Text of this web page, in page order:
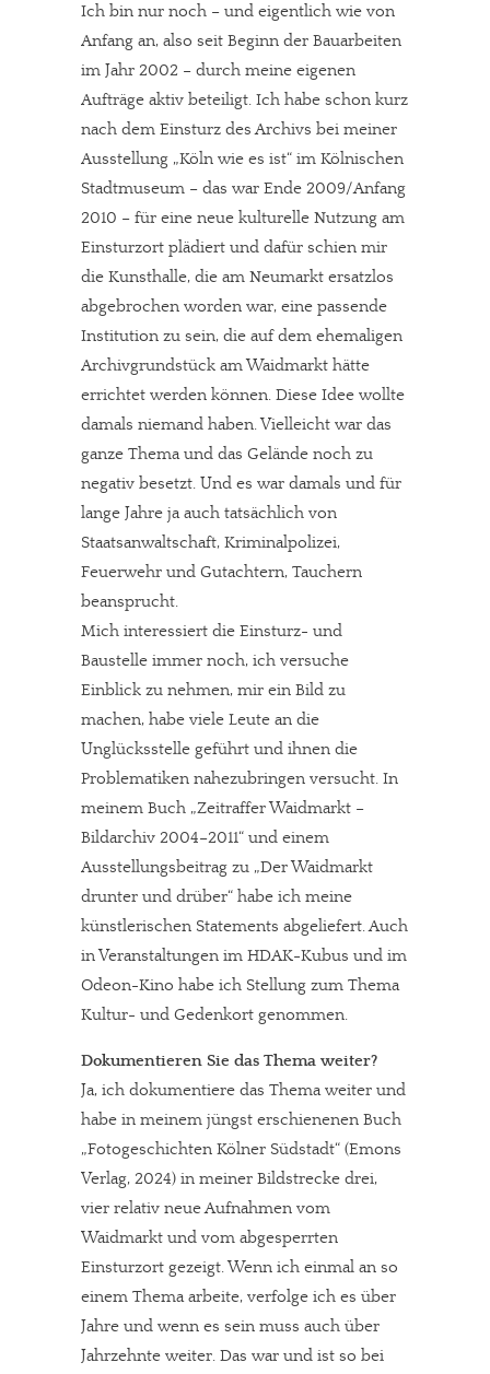
Ich bin nur noch – und eigentlich wie von
Anfang an, also seit Beginn der Bauarbeiten
im Jahr 2002 – durch meine eigenen
Aufträge aktiv beteiligt. Ich habe schon kurz
nach dem Einsturz des Archivs bei meiner
Ausstellung „Köln wie es ist“ im Kölnischen
Stadtmuseum – das war Ende 2009/Anfang
2010 – für eine neue kulturelle Nutzung am
Einsturzort plädiert und dafür schien mir
die Kunsthalle, die am Neumarkt ersatzlos
abgebrochen worden war, eine passende
Institution zu sein, die auf dem ehemaligen
Archivgrundstück am Waidmarkt hätte
errichtet werden können. Diese Idee wollte
damals niemand haben. Vielleicht war das
ganze Thema und das Gelände noch zu
negativ besetzt. Und es war damals und für
lange Jahre ja auch tatsächlich von
Staatsanwaltschaft, Kriminalpolizei,
Feuerwehr und Gutachtern, Tauchern
beansprucht.
Mich interessiert die Einsturz- und
Baustelle immer noch, ich versuche
Einblick zu nehmen, mir ein Bild zu
machen, habe viele Leute an die
Unglücksstelle geführt und ihnen die
Problematiken nahezubringen versucht. In
meinem Buch „Zeitraffer Waidmarkt –
Bildarchiv 2004–2011“ und einem
Ausstellungsbeitrag zu „Der Waidmarkt
drunter und drüber“ habe ich meine
künstlerischen Statements abgeliefert. Auch
in Veranstaltungen im HDAK-Kubus und im
Odeon-Kino habe ich Stellung zum Thema
Kultur- und Gedenkort genommen.
Dokumentieren Sie das Thema weiter?
Ja, ich dokumentiere das Thema weiter und
habe in meinem jüngst erschienenen Buch
„Fotogeschichten Kölner Südstadt“ (Emons
Verlag, 2024) in meiner Bildstrecke drei,
vier relativ neue Aufnahmen vom
Waidmarkt und vom abgesperrten
Einsturzort gezeigt. Wenn ich einmal an so
einem Thema arbeite, verfolge ich es über
Jahre und wenn es sein muss auch über
Jahrzehnte weiter. Das war und ist so bei